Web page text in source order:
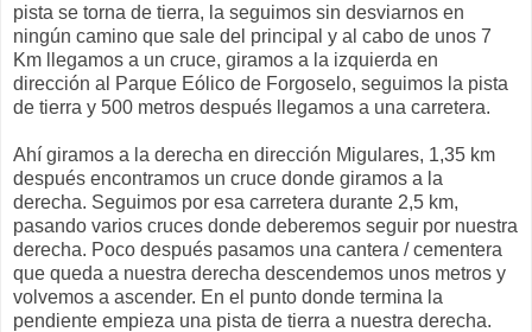
pista se torna de tierra, la seguimos sin desviarnos en
ningún camino que sale del principal y al cabo de unos 7
Km llegamos a un cruce, giramos a la izquierda en
dirección al Parque Eólico de Forgoselo, seguimos la pista
de tierra y 500 metros después llegamos a una carretera.
Ahí giramos a la derecha en dirección Migulares, 1,35 km
después encontramos un cruce donde giramos a la
derecha. Seguimos por esa carretera durante 2,5 km,
pasando varios cruces donde deberemos seguir por nuestra
derecha. Poco después pasamos una cantera / cementera
que queda a nuestra derecha descendemos unos metros y
volvemos a ascender. En el punto donde termina la
pendiente empieza una pista de tierra a nuestra derecha.